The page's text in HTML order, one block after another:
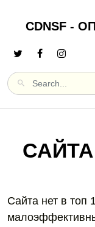
CDNSF -
Сайта нет в топ